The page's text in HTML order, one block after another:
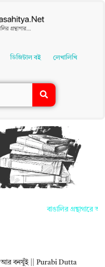
ডিজিটাল বই লেখালিখি
বাঙালির গ্রন্থাগারে
আর বনযুঁই || Purabi Dutta